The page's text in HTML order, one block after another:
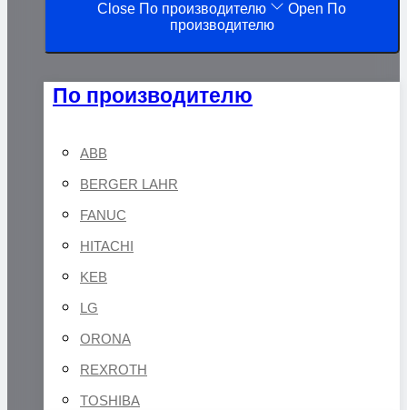
Close По производителю
Open По
производителю
По производителю
ABB
BERGER LAHR
FANUC
HITACHI
KEB
LG
ORONA
REXROTH
TOSHIBA